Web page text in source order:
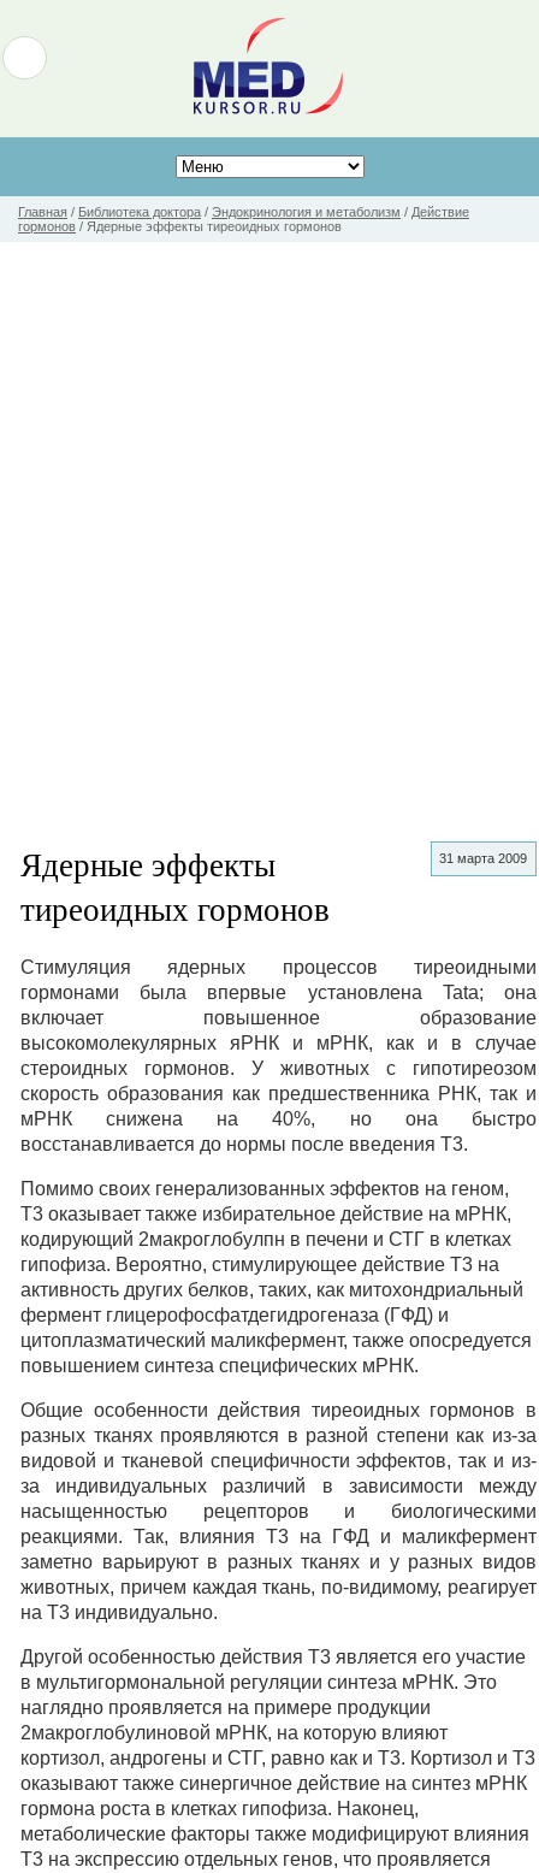
Главная / Библиотека доктора / Эндокринология и метаболизм / Действие
гормонов / Ядерные эффекты тиреоидных гормонов
31 марта 2009
Ядерные эффекты
тиреоидных гормонов
Стимуляция ядерных процессов тиреоидными
гормонами была впервые установлена Tata; она
включает повышенное образование
высокомолекулярных яРНК и мРНК, как и в случае
стероидных гормонов. У животных с гипотиреозом
скорость образования как предшественника РНК, так и
мРНК снижена на 40%, но она быстро
восстанавливается до нормы после введения Т3.
Помимо своих генерализованных эффектов на геном,
Т3 оказывает также избирательное действие на мРНК,
кодирующий 2макроглобулпн в печени и СТГ в клетках
гипофиза. Вероятно, стимулирующее действие Т3 на
активность других белков, таких, как митохондриальный
фермент глицерофосфатдегидрогеназа (ГФД) и
цитоплазматический маликфермент, также опосредуется
повышением синтеза специфических мРНК.
Общие особенности действия тиреоидных гормонов в
разных тканях проявляются в разной степени как из-за
видовой и тканевой специфичности эффектов, так и из-
за индивидуальных различий в зависимости между
насыщенностью рецепторов и биологическими
реакциями. Так, влияния Т3 на ГФД и маликфермент
заметно варьируют в разных тканях и у разных видов
животных, причем каждая ткань, по-видимому, реагирует
на Т3 индивидуально.
Другой особенностью действия Т3 является его участие
в мультигормональной регуляции синтеза мРНК. Это
наглядно проявляется на примере продукции
2макроглобулиновой мРНК, на которую влияют
кортизол, андрогены и СТГ, равно как и Т3. Кортизол и Т3
оказывают также синергичное действие на синтез мРНК
гормона роста в клетках гипофиза. Наконец,
метаболические факторы также модифицируют влияния
Т3 на экспрессию отдельных генов, что проявляется